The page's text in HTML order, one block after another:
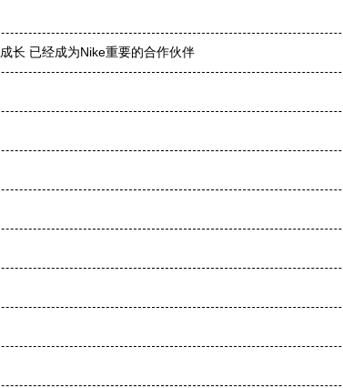
长 已经成为Nike重要的合作伙伴